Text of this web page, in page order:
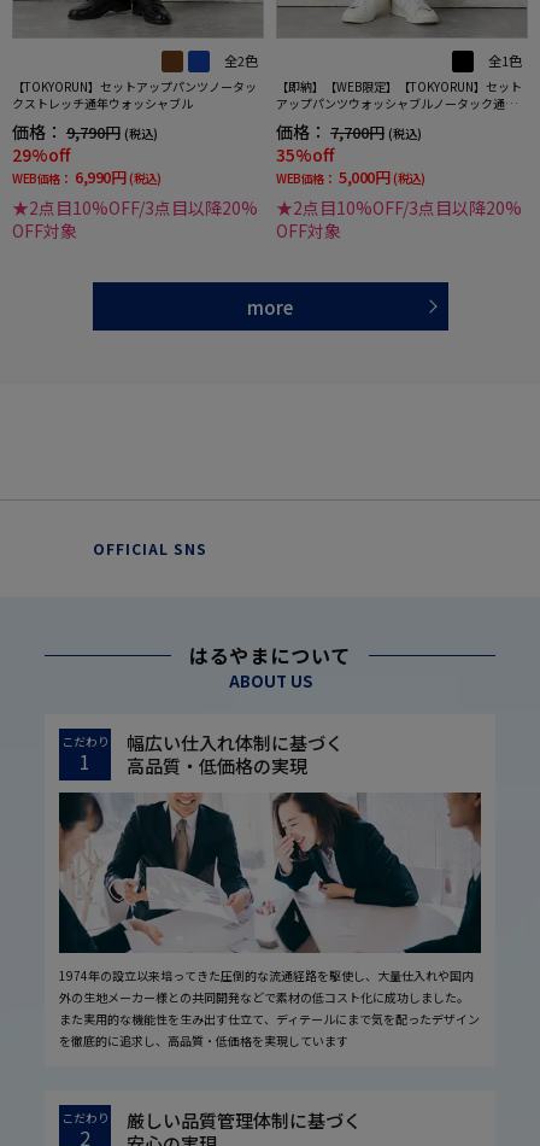
全2色
【TOKYORUN】セットアップパンツノータッ
クストレッチ通年ウォッシャブル
価格： 9,790円 (税込)
29%off
WEB価格： 6,990円 (税込)
★2点目10%OFF/3点目以降20%
OFF対象
全1色
【即納】【WEB限定】【TOKYORUN】セット
アップパンツウォッシャブルノータック通年
価格： 7,700円 (税込)
35%off
WEB価格： 5,000円 (税込)
★2点目10%OFF/3点目以降20%
OFF対象
more
OFFICIAL SNS
はるやまについて
ABOUT US
こだわり
1
幅広い仕入れ体制に基づく
高品質・低価格の実現
1974年の設立以来培ってきた圧倒的な流通経路を駆使し、大量仕入れや国内
外の生地メーカー様との共同開発などで素材の低コスト化に成功しました。
また実用的な機能性を生み出す仕立て、ディテールにまで気を配ったデザイン
を徹底的に追求し、高品質・低価格を実現しています
こだわり
2
厳しい品質管理体制に基づく